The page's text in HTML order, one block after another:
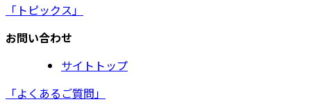
「トピックス」
お問い合わせ
サイトトップ
「よくあるご質問」